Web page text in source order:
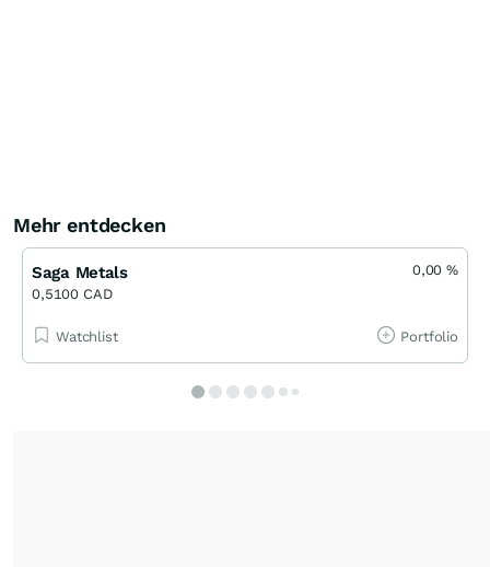
Mehr entdecken
Saga Metals
0,5100 CAD
0,00%
Watchlist Portfolio